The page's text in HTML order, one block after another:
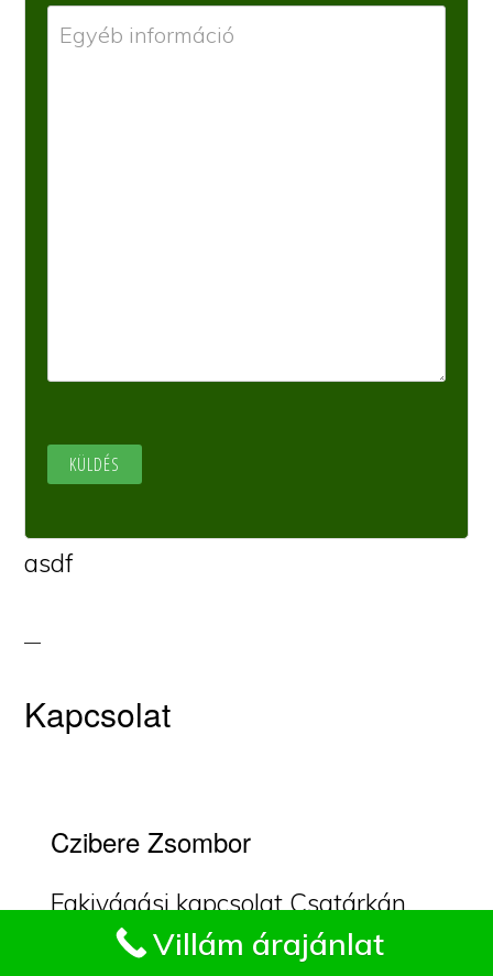
asdf
Kapcsolat
Czibere Zsombor
Fakivágási kapcsolat Csatárkán.
Villám árajánlat